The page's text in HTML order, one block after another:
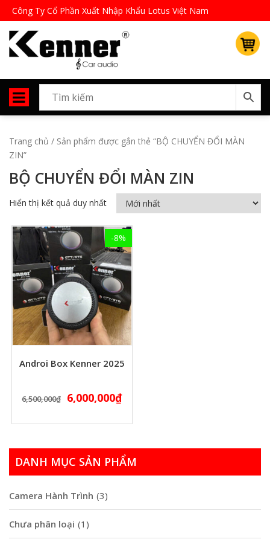
Công Ty Cổ Phần Xuất Nhập Khẩu Lotus Việt Nam
Trang chủ / Sản phẩm được gắn thẻ “BỘ CHUYỂN ĐỔI MÀN
ZIN”
BỘ CHUYỂN ĐỔI MÀN ZIN
Hiển thị kết quả duy nhất
-8%
Androi Box Kenner 2025
6,500,000₫ 6,000,000₫
DANH MỤC SẢN PHẨM
Camera Hành Trình (3)
Chưa phân loại (1)